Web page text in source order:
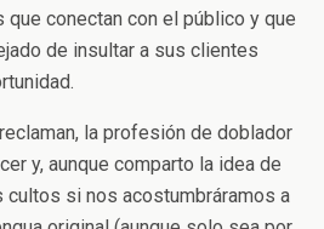
conectan con el público y que
de insultar a sus clientes
la profesión de doblador
y, aunque comparto la idea de
cultos si nos acostumbráramos a